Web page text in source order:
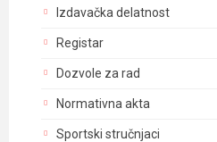
Izdavačka delatnost
Registar
Dozvole za rad
Normativna akta
Sportski stručnjaci